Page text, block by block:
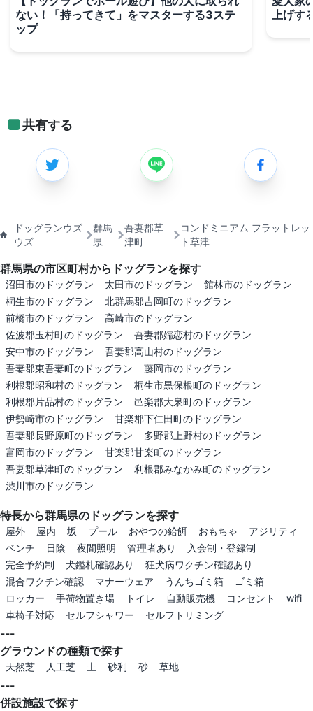
ない！「持ってきて」をマスターする3ステ
ップ
上げす
共有する
ドッグランウズ
ウズ
群馬
県
吾妻郡草
津町
コンドミニアム フラットレッ
ト草津
群馬県の市区町村からドッグランを探す
沼田市のドッグラン 太田市のドッグラン
館林市のドッグラン
桐生市のドッグラン
北群馬郡吉岡町のドッグラン
前橋市のドッグラン
高崎市のドッグラン
佐波郡玉村町のドッグラン
吾妻郡嬬恋村のドッグラン
安中市のドッグラン
吾妻郡高山村のドッグラン
吾妻郡東吾妻町のドッグラン
藤岡市のドッグラン
利根郡昭和村のドッグラン
桐生市黒保根町のドッグラン
利根郡片品村のドッグラン
邑楽郡大泉町のドッグラン
伊勢崎市のドッグラン
甘楽郡下仁田町のドッグラン
吾妻郡長野原町のドッグラン
多野郡上野村のドッグラン
富岡市のドッグラン
甘楽郡甘楽町のドッグラン
吾妻郡草津町のドッグラン
利根郡みなかみ町のドッグラン
渋川市のドッグラン
特長から群馬県のドッグランを探す
屋外 屋内 坂 プール おやつの給餌 おもちゃ
アジリティ
ベンチ
日陰 夜間照明 管理者あり
入会制・登録制
完全予約制
犬鑑札確認あり
狂犬病ワクチン確認あり
混合ワクチン確認
マナーウェア うんちゴミ箱
ゴミ箱
ロッカー
手荷物置き場 トイレ 自動販売機 コンセント
wifi
車椅子対応
セルフシャワー セルフトリミング
---
グラウンドの種類で探す
天然芝 人工芝 土 砂利 砂 草地
---
併設施設で探す